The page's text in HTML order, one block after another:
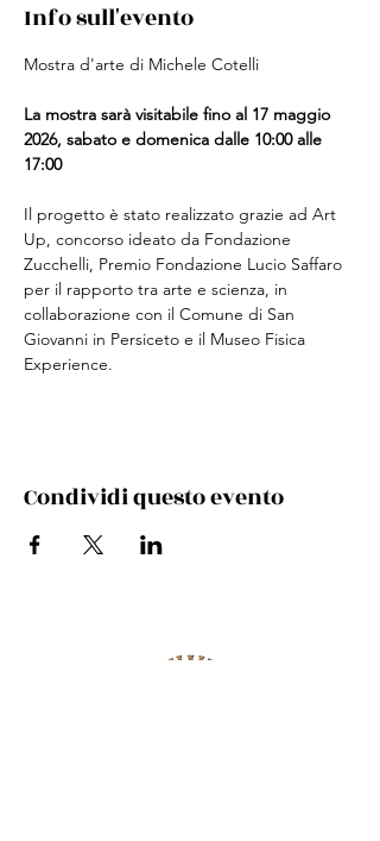
Info sull'evento
Mostra d'arte di Michele Cotelli
La mostra sarà visitabile fino al 17 maggio
2026, sabato e domenica dalle 10:00 alle
17:00
Il progetto è stato realizzato grazie ad Art
Up, concorso ideato da Fondazione
Zucchelli, Premio Fondazione Lucio Saffaro
per il rapporto tra arte e scienza, in
collaborazione con il Comune di San
Giovanni in Persiceto e il Museo Fisica
Experience.
Condividi questo evento